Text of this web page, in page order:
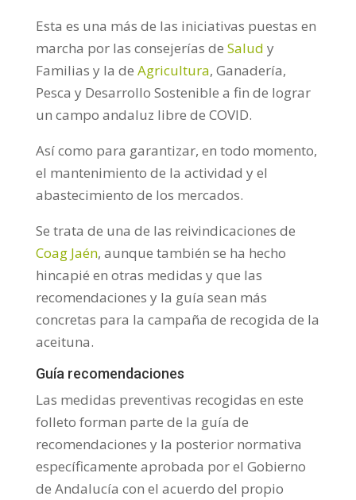
Esta es una más de las iniciativas puestas en
marcha por las consejerías de Salud y
Familias y la de Agricultura, Ganadería,
Pesca y Desarrollo Sostenible a fin de lograr
un campo andaluz libre de COVID.
Así como para garantizar, en todo momento,
el mantenimiento de la actividad y el
abastecimiento de los mercados.
Se trata de una de las reivindicaciones de
Coag Jaén, aunque también se ha hecho
hincapié en otras medidas y que las
recomendaciones y la guía sean más
concretas para la campaña de recogida de la
aceituna.
Guía recomendaciones
Las medidas preventivas recogidas en este
folleto forman parte de la guía de
recomendaciones y la posterior normativa
específicamente aprobada por el Gobierno
de Andalucía con el acuerdo del propio